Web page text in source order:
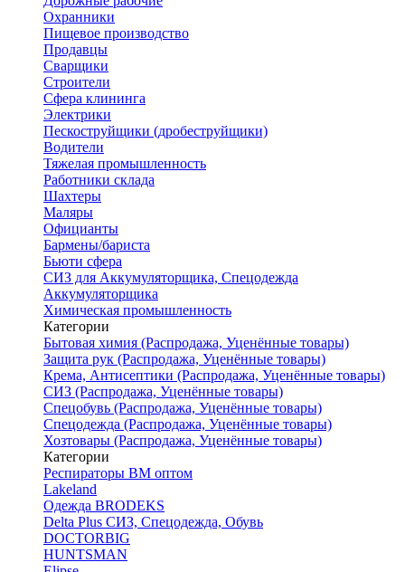
Охранники
Пищевое производство
Продавцы
Сварщики
Строители
Сфера клининга
Электрики
Пескоструйщики (дробеструйщики)
Водители
Тяжелая промышленность
Работники склада
Шахтеры
Маляры
Официанты
Бармены/бариста
Бьюти сфера
СИЗ для Аккумуляторщика, Спецодежда
Аккумуляторщика
Химическая промышленность
Категории
Бытовая химия (Распродажа, Уценённые товары)
Защита рук (Распродажа, Уценённые товары)
Крема, Антисептики (Распродажа, Уценённые товары)
СИЗ (Распродажа, Уценённые товары)
Спецобувь (Распродажа, Уценённые товары)
Спецодежда (Распродажа, Уценённые товары)
Хозтовары (Распродажа, Уценённые товары)
Категории
Респираторы ВМ оптом
Lakeland
Одежда BRODEKS
Delta Plus СИЗ, Спецодежда, Обувь
DOCTORBIG
HUNTSMAN